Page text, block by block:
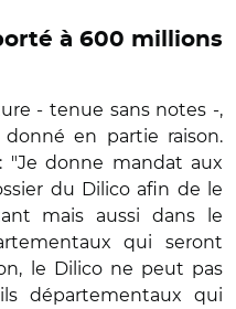
à 600 millions
- tenue sans notes -,
en partie raison.
: "Je donne mandat aux
du Dilico afin de le
mais aussi dans le
qui seront
le Dilico ne peut pas
départementaux qui